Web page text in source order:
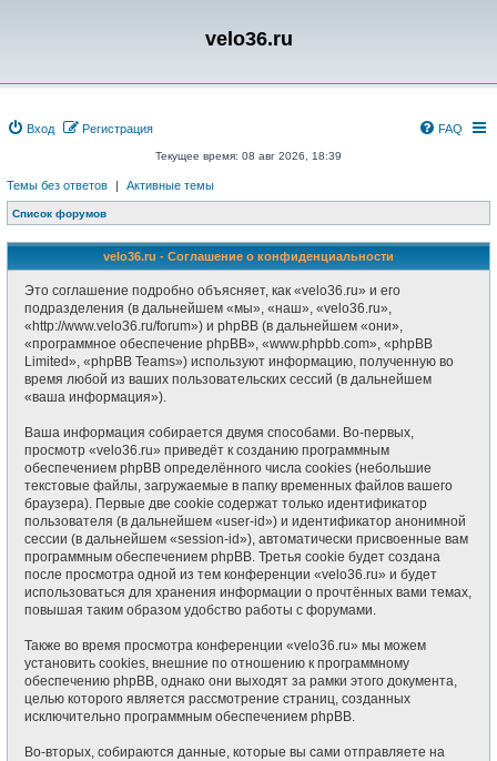
velo36.ru
Вход Регистрация FAQ
Текущее время: 08 авг 2026, 18:39
Темы без ответов | Активные темы
Список форумов
velo36.ru - Соглашение о конфиденциальности
Это соглашение подробно объясняет, как «velo36.ru» и его
подразделения (в дальнейшем «мы», «наш», «velo36.ru»,
«http://www.velo36.ru/forum») и phpBB (в дальнейшем «они»,
«программное обеспечение phpBB», «www.phpbb.com», «phpBB
Limited», «phpBB Teams») используют информацию, полученную во
время любой из ваших пользовательских сессий (в дальнейшем
«ваша информация»).
Ваша информация собирается двумя способами. Во-первых,
просмотр «velo36.ru» приведёт к созданию программным
обеспечением phpBB определённого числа cookies (небольшие
текстовые файлы, загружаемые в папку временных файлов вашего
браузера). Первые две cookie содержат только идентификатор
пользователя (в дальнейшем «user-id») и идентификатор анонимной
сессии (в дальнейшем «session-id»), автоматически присвоенные вам
программным обеспечением phpBB. Третья cookie будет создана
после просмотра одной из тем конференции «velo36.ru» и будет
использоваться для хранения информации о прочтённых вами темах,
повышая таким образом удобство работы с форумами.
Также во время просмотра конференции «velo36.ru» мы можем
установить cookies, внешние по отношению к программному
обеспечению phpBB, однако они выходят за рамки этого документа,
целью которого является рассмотрение страниц, созданных
исключительно программным обеспечением phpBB.
Во-вторых, собираются данные, которые вы сами отправляете на